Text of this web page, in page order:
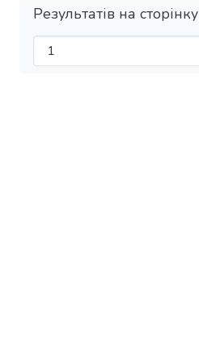
Результатів на сторінку